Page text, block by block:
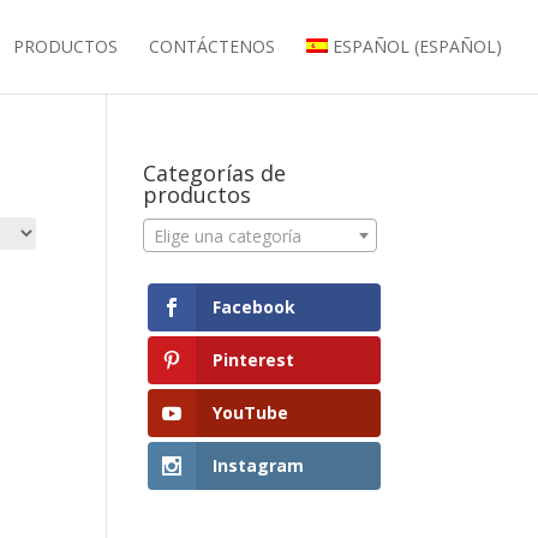
PRODUCTOS CONTÁCTENOS ESPAÑOL (ESPAÑOL)
Categorías de
productos
Elige una categoría
Facebook
Pinterest
YouTube
Instagram